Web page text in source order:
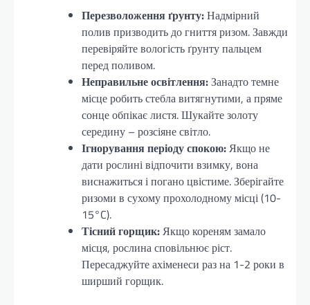
Перезволоження ґрунту:Надмірний
полив призводить до гниття ризом. Завжди
перевіряйте вологість ґрунту пальцем
перед поливом.
Неправильне освітлення:Занадто темне
місце робить стебла витягнутими, а пряме
сонце обпікає листя. Шукайте золоту
середину – розсіяне світло.
Ігнорування періоду спокою:Якщо не
дати рослині відпочити взимку, вона
виснажиться і погано цвістиме. Зберігайте
ризоми в сухому прохолодному місці (10-
15°C).
Тісний горщик:Якщо кореням замало
місця, рослина сповільнює ріст.
Пересаджуйте ахіменеси раз на 1-2 роки в
ширший горщик.